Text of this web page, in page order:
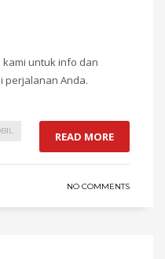
untuk info dan
perjalanan Anda.
READ MORE
NO COMMENTS